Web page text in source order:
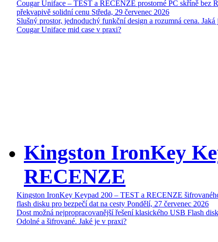
Cougar Uniface – TEST a RECENZE prostorné PC skříně bez
překvapivě solidní cenu Středa, 29 červenec 2026
Slušný prostor, jednoduchý funkční design a rozumná cena. Jaká
Cougar Uniface mid case v praxi?
Kingston IronKey
RECENZE
Kingston IronKey Keypad 200 – TEST a RECENZE
flash disku pro bezpečí dat na cesty Pondělí, 27 červenec 2026
Dost možná nejpropracovanější řešení klasického USB Flash
Odolné a šifrované. Jaké je v praxi?